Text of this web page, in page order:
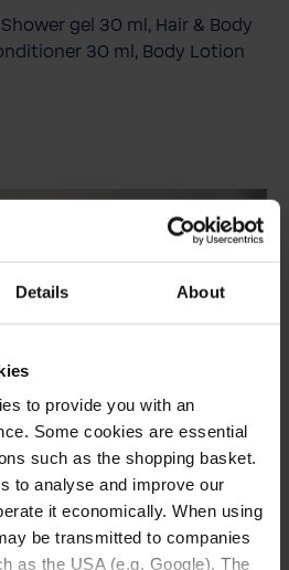
Details About
to provide you with an
Some cookies are essential
such as the shopping basket.
to analyse and improve our
it economically. When using
be transmitted to companies
as the USA (e.g. Google). The
Shower gel 30 ml, Hair & Body
30 ml, Body Lotion
& Schoon
onaangename
en op
Quick & Clean
bespaart u het schrobben